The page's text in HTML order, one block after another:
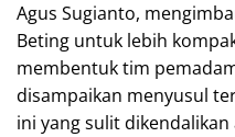
Agus Sugianto,
Beting untuk lebih
membentuk tim
disampaikan menyusul
ini yang sulit